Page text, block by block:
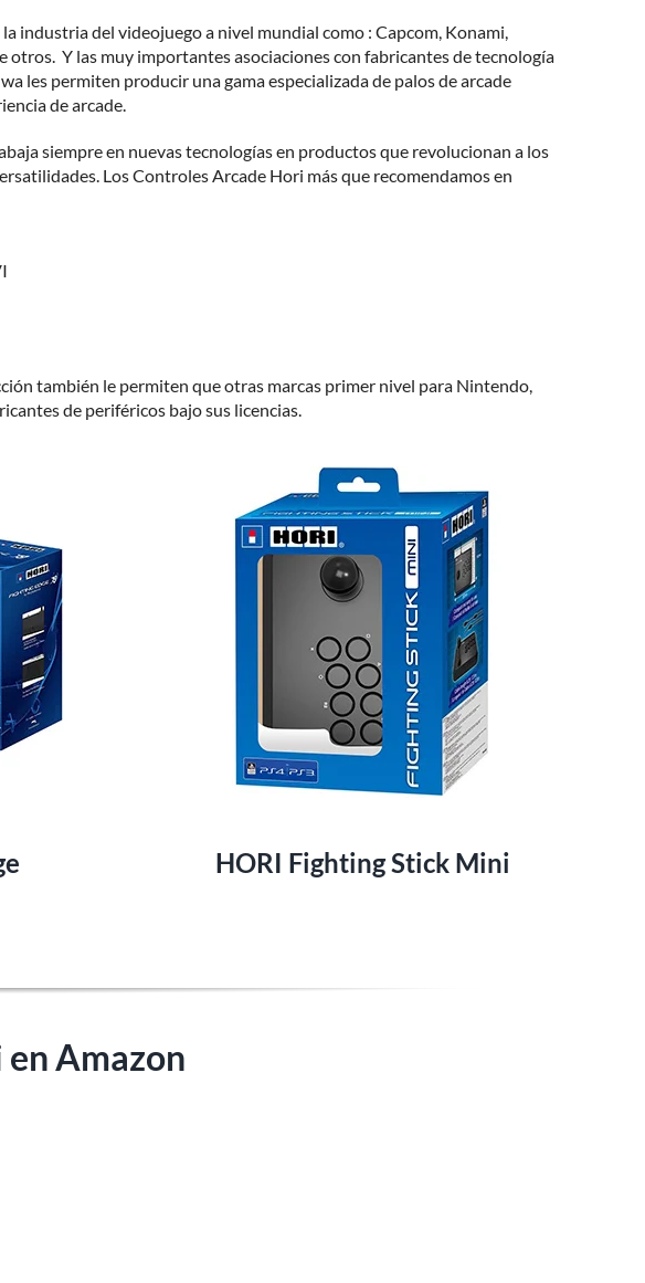
industria del videojuego a nivel mundial como : Capcom, Konami,
otros. Y las muy importantes asociaciones con fabricantes de tecnología
les permiten producir una gama especializada de palos de arcade
de arcade.
siempre en nuevas tecnologías en productos que revolucionan a los
Los Controles Arcade Hori más que recomendamos en
también le permiten que otras marcas primer nivel para Nintendo,
de periféricos bajo sus licencias.
HORI Fighting Stick Mini
Amazon